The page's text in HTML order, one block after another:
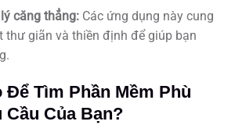
căng thẳng:Các ứng dụng này cung
thư giãn và thiền định để giúp bạn
Để Tìm Phần Mềm Phù
Của Bạn?